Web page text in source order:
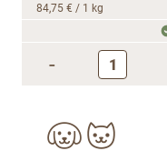
84,75 € / 1 kg
-